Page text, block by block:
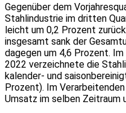
Gegenüber dem
Stahlindustrie im dritten
leicht um 0,2 Prozent
insgesamt sank der
dagegen um 4,6 Prozent.
2022 verzeichnete die
kalender- und
Prozent). Im
Umsatz im selben Zeitraum